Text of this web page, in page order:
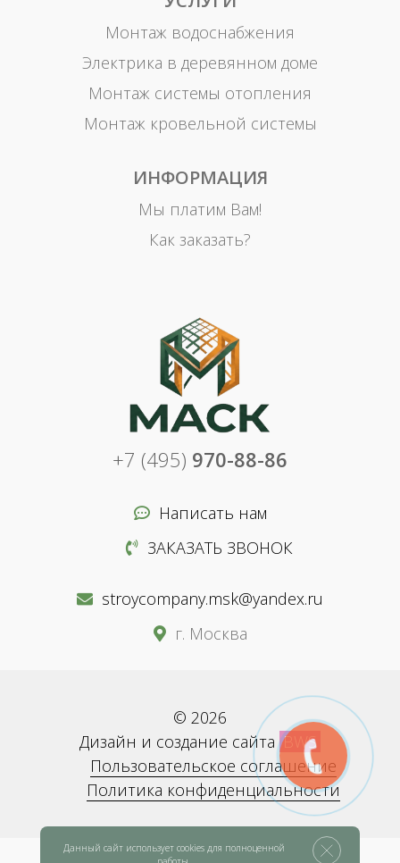
Монтаж водоснабжения
Электрика в деревянном доме
Монтаж системы отопления
Монтаж кровельной системы
ИНФОРМАЦИЯ
Мы платим Вам!
Как заказать?
+7 (495) 970-88-86
Написать нам
ЗАКАЗАТЬ ЗВОНОК
stroycompany.msk@yandex.ru
г. Москва
© 2026
Дизайн и создание сайтаBWS
Пользовательское соглашение
Политика конфиденциальности
Данный сайт использует cookies для полноценной